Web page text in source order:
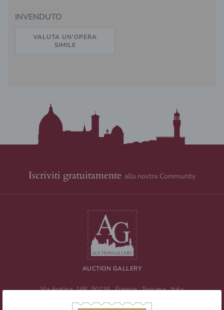
INVENDUTO
VALUTA UN'OPERA
SIMILE
Iscriviti gratuitamente alla nostra Community
AUCTION GALLERY
Via Aretina, 18R 50136 Firenze,Toscana,Italy
E-mail:info@auctiongallery.it